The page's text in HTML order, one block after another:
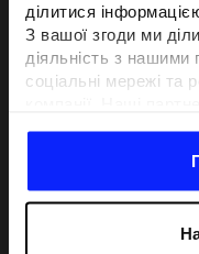
ділитися
З вашої згоди ми
діяльність з
соціальні мережі та
отримують у
послуг.З вашої
з метою